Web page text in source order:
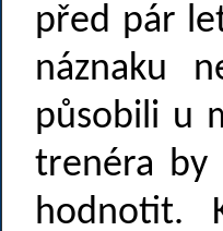
před pár
náznaku
působili u
trenéra by
hodnotit.